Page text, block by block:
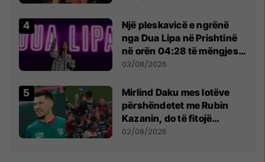
Një pleskavicë e ngrënë
nga Dua Lipa në Prishtinë
në orën 04:28 të mëngjesit
- dhe bota digjitale serbe
03/08/2026
Mirlind Daku mes lotëve
përshëndetet me Rubin
Kazanin, do të fitojë
miliona te Spartak Moska
02/08/2026